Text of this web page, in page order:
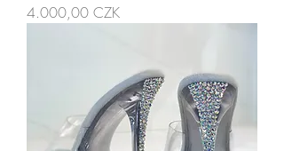
Preis
4.000,00 CZK